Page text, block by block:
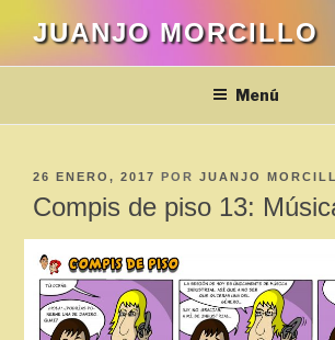
contenido
JUANJO MORCILLO
Menú
PUBLICADO
EL
26 ENERO, 2017 POR JUANJO
Compis de piso 13: